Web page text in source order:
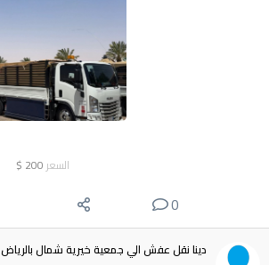
السعر 200
$
0
دينا نقل عفش الي جمعية خيرية شمال بالرياض